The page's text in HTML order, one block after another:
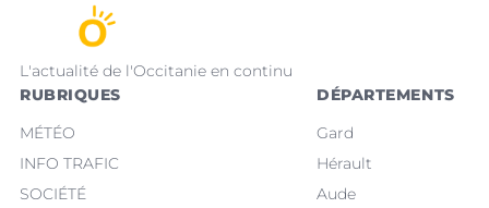
L'actualité de l'Occitanie en continu
RUBRIQUES
MÉTÉO
INFO TRAFIC
SOCIÉTÉ
DÉPARTEMENTS
Gard
Hérault
Aude